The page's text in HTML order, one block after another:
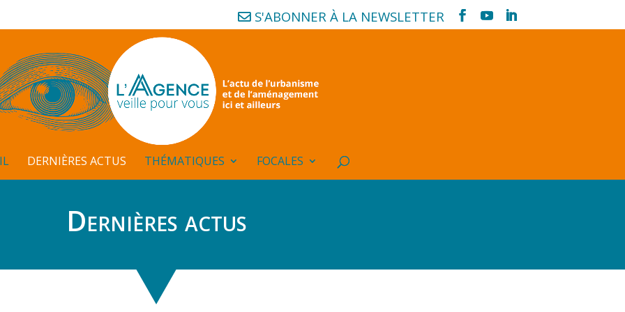
S'ABONNER À LA NEWSLETTER
DERNIÈRES ACTUS THÉMATIQUES FOCALES
Dernières actus